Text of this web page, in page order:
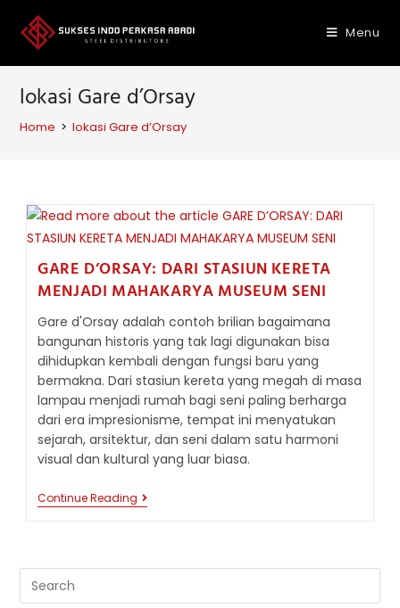
content
Menu
lokasi Gare d’Orsay
Home > lokasi Gare d’Orsay
GARE D’ORSAY: DARI STASIUN KERETA
MENJADI MAHAKARYA MUSEUM SENI
Gare d'Orsay adalah contoh brilian bagaimana
bangunan historis yang tak lagi digunakan bisa
dihidupkan kembali dengan fungsi baru yang
bermakna. Dari stasiun kereta yang megah di masa
lampau menjadi rumah bagi seni paling berharga
dari era impresionisme, tempat ini menyatukan
sejarah, arsitektur, dan seni dalam satu harmoni
visual dan kultural yang luar biasa.
Continue Reading GARE
D’ORSAY:
MENJADI
MUSEUM